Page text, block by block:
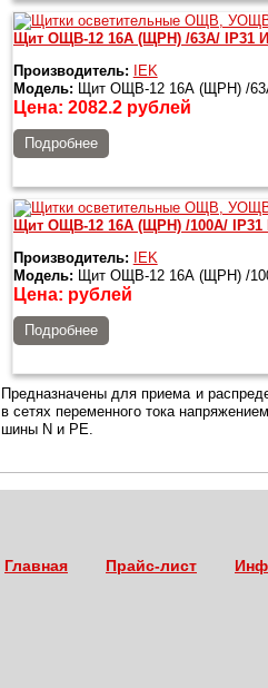
Щит ОЩВ-12 16А (ЩРН) /63А/ IP31
Производитель:
IEK
Модель: Щит ОЩВ-12 16А (ЩРН) /
Цена: 2082.2рублей
Подробнее
Щит ОЩВ-12 16А (ЩРН) /100А/ IP31
Производитель:
IEK
Модель: Щит ОЩВ-12 16А (ЩРН) /
Цена: рублей
Подробнее
Предназначены для приема и
в сетях переменного тока
шины N и РЕ.
Главная Прайс-лист